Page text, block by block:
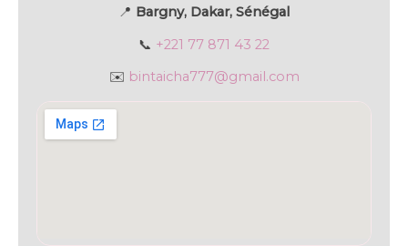
📍 Bargny, Dakar, Sénégal
📞 +221 77 871 43 22
✉️ bintaicha777@gmail.com